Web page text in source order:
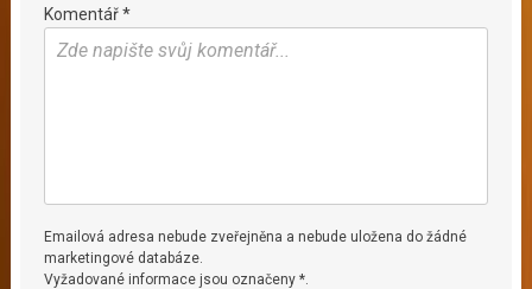
Komentář *
Emailová adresa nebude zveřejněna a nebude uložena do žádné
marketingové databáze.
Vyžadované informace jsou označeny *.